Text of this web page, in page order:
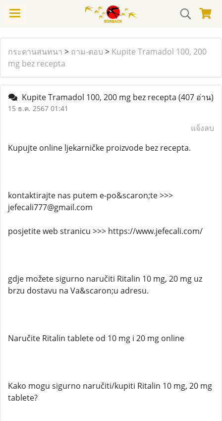
กระดานสนทนา > ถาม-ตอบ > Kupite Tramadol 100, 200
mg bez recepta
Kupite Tramadol 100, 200 mg bez recepta (407 อ่าน)
15 ธ.ค. 2567 01:41
แจ้งลบ
Kupujte online ljekarničke proizvode bez recepta.
kontaktirajte nas putem e-po&scaron;te >>>
jefecali777@gmail.com
posjetite web stranicu >>> https://www.jefecali.com/
gdje možete sigurno naručiti Ritalin 10 mg, 20 mg uz
brzu dostavu na Va&scaron;u adresu.
Naručite Ritalin tablete od 10 mg i 20 mg online
Kako mogu sigurno naručiti/kupiti Ritalin 10 mg, 20 mg
tablete?